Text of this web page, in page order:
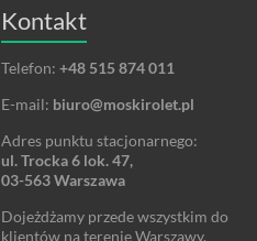
Kontakt
Telefon: +48 515 874 011
E-mail: biuro@moskirolet.pl
Adres punktu stacjonarnego:
ul. Trocka 6 lok. 47,
03-563 Warszawa
Dojeżdżamy przede wszystkim do
klientów na terenie Warszawy,